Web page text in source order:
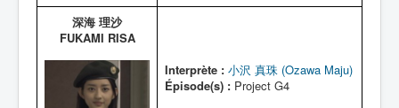
深海 理沙
FUKAMI RISA
Interprète : 小沢 真珠 (Ozawa Maju)
Épisode(s) : Project G4